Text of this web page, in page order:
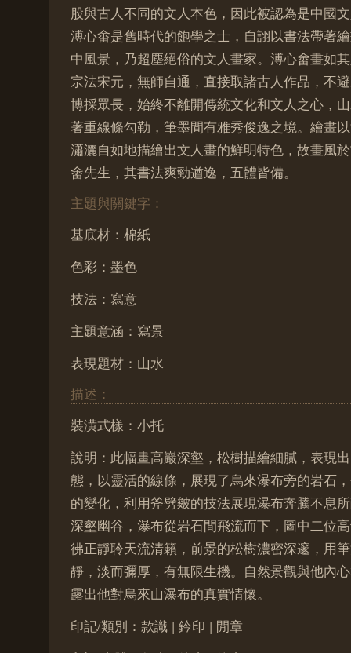
股與古人不同的文人本色，因此被認為是中國
溥心畬是舊時代的飽學之士，自詡以書法帶著
中風景，乃超塵絕俗的文人畫家。溥心畬畫如
宗法宋元，無師自通，直接取諸古人作品，不
博採眾長，始終不離開傳統文化和文人之心，
著重線條勾勒，筆墨間有雅秀俊逸之境。繪畫
瀟灑自如地描繪出文人畫的鮮明特色，故畫風
畬先生，其書法爽勁遒逸，五體皆備。
主題與關鍵字：
基底材：棉紙
色彩：墨色
技法：寫意
主題意涵：寫景
表現題材：山水
描述：
裝潢式樣：小托
說明：此幅畫高巖深壑，松樹描繪細膩，表現
態，以靈活的線條，展現了烏來瀑布旁的岩石
的變化，利用斧劈皴的技法展現瀑布奔騰不息
深壑幽谷，瀑布從岩石間飛流而下，圖中二位
彿正靜聆天流清籟，前景的松樹濃密深邃，用
靜，淡而彌厚，有無限生機。自然景觀與他內
露出他對烏來山瀑布的真實情懷。
印記/類別：款識 | 鈐印 | 閒章